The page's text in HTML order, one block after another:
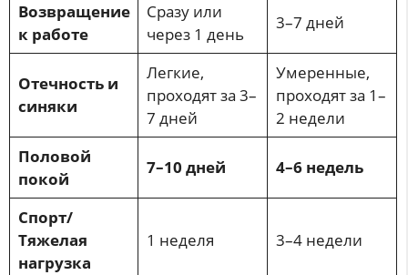
Возвращение
к работе
Сразу или
через 1 день
3–7 дней
Отечность и
синяки
Легкие,
проходят за 3–
7 дней
Умеренные,
проходят за 1–
2 недели
Половой
покой
7–10 дней 4–6 недель
Спорт/
Тяжелая
нагрузка
1 неделя 3–4 недели